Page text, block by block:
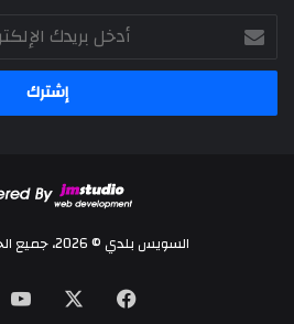
أدخل
بريدك
الإلكتروني
السويس بلدي © 2026، جميع الحقوق محفوظة
فيسبوك